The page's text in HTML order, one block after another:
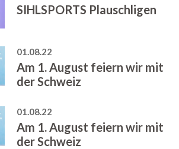
SIHLSPORTS Plauschligen
01.08.22
Am 1. August feiern wir mit
der Schweiz
01.08.22
Am 1. August feiern wir mit
der Schweiz